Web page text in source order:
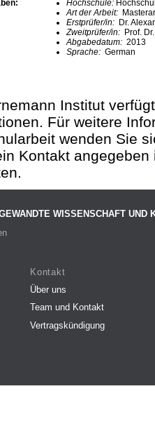
Hochschule:
Art der Arbeit:
Erstprüfer/in: Dr.
Zweitprüfer/in: Prof.
Abgabedatum: 2013
Sprache: German
Institut
Für weitere
wenden Sie
Kontakt
WISSENSCHAFT UND
Kontakt
Über uns
Team und Kontakt
Vertragskündigung